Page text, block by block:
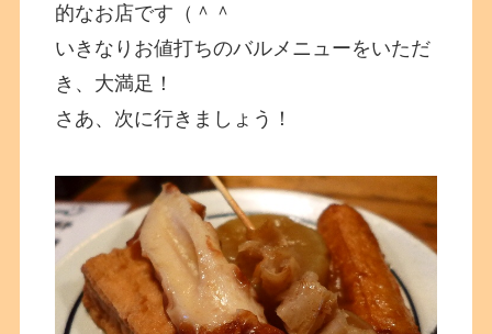
的なお店です（＾＾
いきなりお値打ちのバルメニューをいただ
き、大満足！
さあ、次に行きましょう！